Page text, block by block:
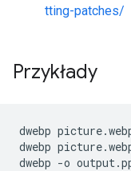
tting-patches/
Przykłady
dwebp
dwebp
dwebp -o